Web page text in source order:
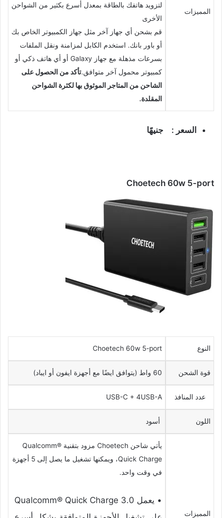
المميزات
لتزويد هاتفك بالطاقة بمعدل أسرع بكثير من الشواحن
الأخرى
قم بشحن أي جهاز آخر مثل جهاز الكمبيوتر الخاص بك
أو باور بانك. استخدم الكابل لمزامنة ونقل الملفات
بسرعات مذهلة مع جهاز Galaxy أو أي هاتف ذكي أو
كمبيوتر محمول آخر متوافق.تأكد من الحصول على
الشاحن من المتاجر الموثوق بها لكثرة الشواحن
المقلدة.
السعر : جنيهًا
Choetech 60w 5-port
النوع Choetech 60w 5-port
قوة الشحن 60 واط (يتوافق ايضًا مع أجهزة ايفون أو ايباد)
عدد المنافذ USB-C + 4USB-A
اللون أسود
المميزات
يأتي شاحن Choetech مزود بتقنية Qualcomm®
Quick Charge، ويمكنها تشغيل ما يصل إلى 5 أجهزة
في وقت واحد.
• يعمل Qualcomm® Quick Charge 3.0